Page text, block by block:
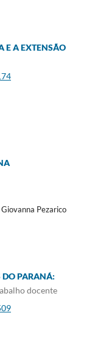
E A EXTENSÃO
Pezarico
DO PARANÁ:
docente